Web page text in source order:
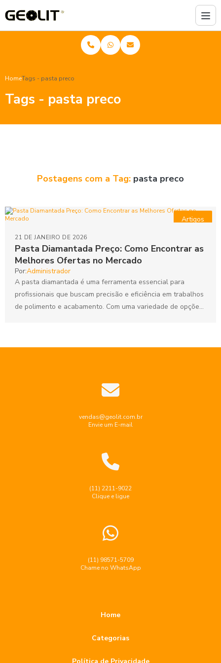
HomeTags - pasta preco
Tags - pasta preco
Postagens com a Tag: pasta preco
Artigos
Pasta Diamantada Preço: Como Encontrar as
Melhores Ofertas no Mercado
21 DE JANEIRO DE 2026
Por:Administrador
A pasta diamantada é uma ferramenta essencial para
profissionais que buscam precisão e eficiência em trabalhos
de polimento e acabamento. Com uma variedade de opções
vendas@geolit.com.br
Envie um E-mail
(11) 2211-9022
Clique e ligue
(11) 98571-5709
Chame no WhatsApp
Home
Categorias